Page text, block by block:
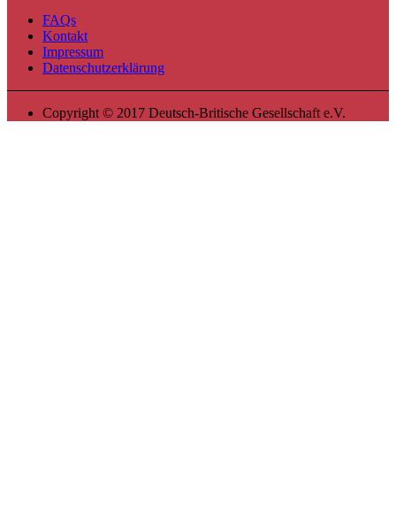
FAQs
Kontakt
Impressum
Datenschutzerklärung
Copyright © 2017 Deutsch-Britische Gesellschaft e.V.